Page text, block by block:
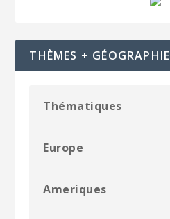
THÈMES + GÉOGRAPHIE
Thématiques
Europe
Ameriques